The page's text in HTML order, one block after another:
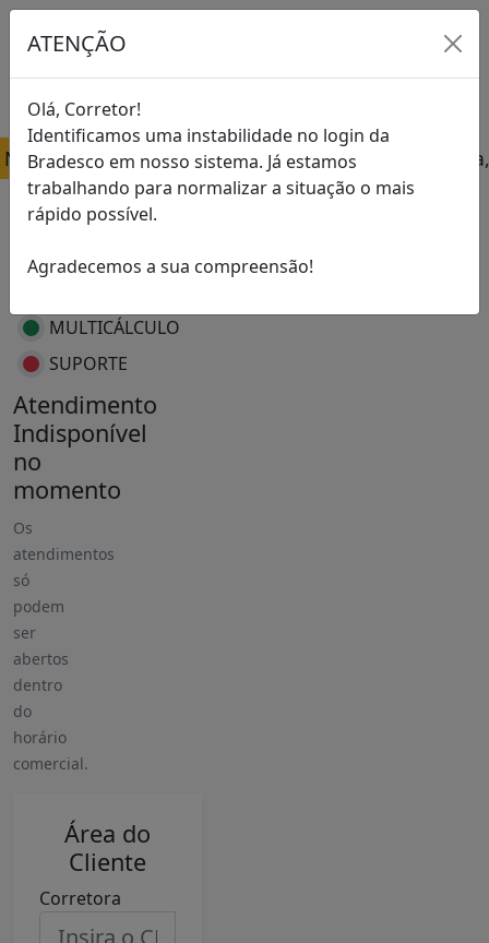
ATENÇÃO
Olá, Corretor!
Identificamos uma instabilidade no login da
Bradesco em nosso sistema. Já estamos
trabalhando para normalizar a situação o mais
rápido possível.
Agradecemos a sua compreensão!
Nosso Horário de Atendimento é de segunda à
STATUS DOS
SERVIÇOS:
SISTEMA DE
MULTICÁLCULO
SUPORTE
Atendimento
Indisponível
no
momento
Os
atendimentos
só
podem
ser
abertos
dentro
do
horário
comercial.
Área do
Cliente
Corretora